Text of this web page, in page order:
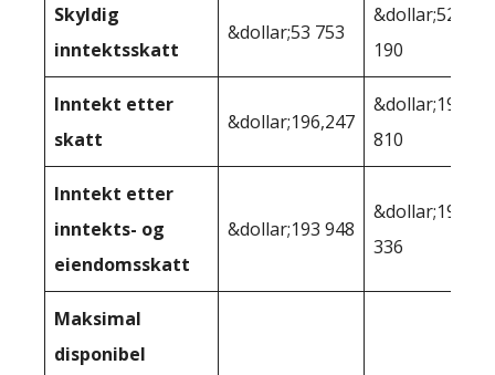
Skyldig
inntektsskatt
&dollar;53 753
&dollar;52
190
Inntekt etter
skatt
&dollar;196,247
&dollar;197
810
Inntekt etter
inntekts- og
eiendomsskatt
&dollar;193 948
&dollar;193
336
Maksimal
disponibel